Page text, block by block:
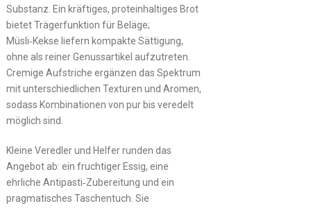
Substanz. Ein kräftiges, proteinhaltiges Brot
bietet Trägerfunktion für Beläge;
Müsli‑Kekse liefern kompakte Sättigung,
ohne als reiner Genussartikel aufzutreten.
Cremige Aufstriche ergänzen das Spektrum
mit unterschiedlichen Texturen und Aromen,
sodass Kombinationen von pur bis veredelt
möglich sind.
Kleine Veredler und Helfer runden das
Angebot ab: ein fruchtiger Essig, eine
ehrliche Antipasti‑Zubereitung und ein
pragmatisches Taschentuch. Sie